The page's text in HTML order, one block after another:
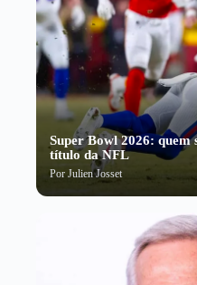
Super Bowl 2026: quem
título da NFL
Por Julien Josset